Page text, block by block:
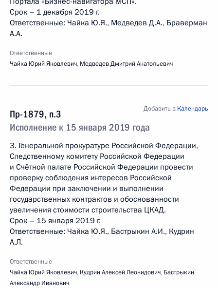
Срок – 1 декабря 2019 г.
Ответственные: Чайка Ю.Я., Медведев Д.А., Браверман
А.А.
Ответственные
Чайка Юрий Яковлевич, Медведев Дмитрий Анатольевич
Пр-1879, п.3
Исполнение к 15 января 2019 года
Добавить в Календарь
3. Генеральной прокуратуре Российской Федерации,
Следственному комитету Российской Федерации
и Счётной палате Российской Федерации провести
проверку соблюдения интересов Российской
Федерации при заключении и выполнении
государственных контрактов и обоснованности
увеличения стоимости строительства ЦКАД.
Срок – 15 января 2019 г.
Ответственные: Чайка Ю.Я., Бастрыкин А.И., Кудрин
А.Л.
Ответственные
Чайка Юрий Яковлевич, Кудрин Алексей Леонидович, Бастрыкин
Александр Иванович